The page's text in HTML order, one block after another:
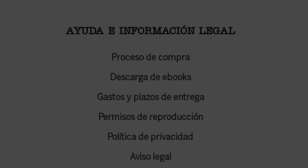
AYUDA E INFORMACIÓN LEGAL
Proceso de compra
Descarga de ebooks
Gastos y plazos de entrega
Permisos de reproducción
Política de privacidad
Aviso legal